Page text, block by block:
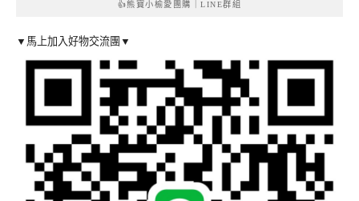
👍熊寶小榆愛團購｜LINE群組
▼馬上加入好物交流團▼